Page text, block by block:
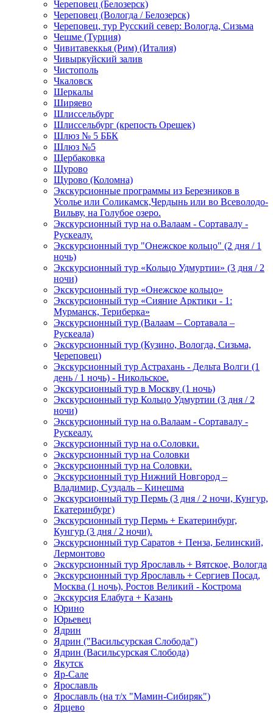
Череповец (Белозерск)
Череповец (Вологда / Белозерск)
Череповец, тур Русский север: Вологда, Сизьма
Чешме (Турция)
Чивитавеккья (Рим) (Италия)
Чивыркуйский залив
Чистополь
Чкаловск
Шеркалы
Ширяево
Шлиссельбург
Шлиссельбург (крепость Орешек)
Шлюз № 5 ББК
Шлюз №5
Щербаковка
Щурово
Щурово (Коломна)
Экскурсионные программы из Березников в
Усолье или Соликамск,Чердынь или во Всеволодо-
Вильву, на Голубое озеро.
Экскурсионный тур на о.Валаам - Сортавалу -
Рускеалу.
Экскурсионный тур "Онежское кольцо" (2 дня / 1
ночь)
Экскурсионный тур «Кольцо Удмуртии» (3 дня / 2
ночи)
Экскурсионный тур «Онежское кольцо»
Экскурсионный тур «Сияние Арктики - 1:
Мурманск, Териберка»
Экскурсионный тур (Валаам – Сортавала –
Рускеала)
Экскурсионный тур (Кузино, Вологда, Сизьма,
Череповец)
Экскурсионный тур Астрахань - Дельта Волги (1
день / 1 ночь) - Никольское.
Экскурсионный тур в Москву (1 ночь)
Экскурсионный тур Кольцо Удмуртии (3 дня / 2
ночи)
Экскурсионный тур на о.Валаам - Сортавалу -
Рускеалу.
Экскурсионный тур на о.Соловки.
Экскурсионный тур на Соловки
Экскурсионный тур на Соловки.
Экскурсионный тур Нижний Новгород –
Владимир, Суздаль – Кинешма
Экскурсионный тур Пермь (3 дня / 2 ночи, Кунгур,
Екатеринбург)
Экскурсионный тур Пермь + Екатеринбург,
Кунгур (3 дня / 2 ночи).
Экскурсионный тур Саратов + Пенза, Белинский,
Лермонтово
Экскурсионный тур Ярославль + Вятское, Вологда
Экскурсионный тур Ярославль + Сергиев Посад,
Москва (1 ночь), Ростов Великий - Кострома
Экскурсия Елабуга + Казань
Юрино
Юрьевец
Ядрин
Ядрин ("Васильсурская Слобода")
Ядрин (Васильсурская Слобода)
Якутск
Яр-Сале
Ярославль
Ярославль (на т/х "Мамин-Сибиряк")
Ярцево